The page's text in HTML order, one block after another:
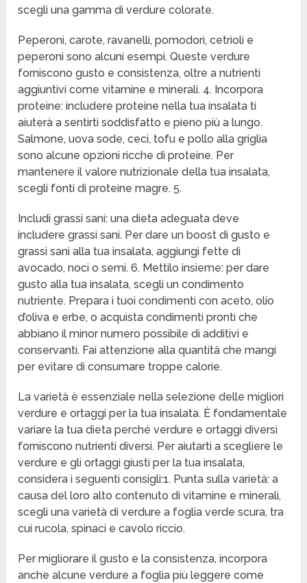
scegli una gamma di verdure colorate.
Peperoni, carote, ravanelli, pomodori, cetrioli e
peperoni sono alcuni esempi. Queste verdure
forniscono gusto e consistenza, oltre a nutrienti
aggiuntivi come vitamine e minerali. 4. Incorpora
proteine: includere proteine nella tua insalata ti
aiuterà a sentirti soddisfatto e pieno più a lungo.
Salmone, uova sode, ceci, tofu e pollo alla griglia
sono alcune opzioni ricche di proteine. Per
mantenere il valore nutrizionale della tua insalata,
scegli fonti di proteine magre. 5.
Includi grassi sani: una dieta adeguata deve
includere grassi sani. Per dare un boost di gusto e
grassi sani alla tua insalata, aggiungi fette di
avocado, noci o semi. 6. Mettilo insieme: per dare
gusto alla tua insalata, scegli un condimento
nutriente. Prepara i tuoi condimenti con aceto, olio
d’oliva e erbe, o acquista condimenti pronti che
abbiano il minor numero possibile di additivi e
conservanti. Fai attenzione alla quantità che mangi
per evitare di consumare troppe calorie.
La varietà è essenziale nella selezione delle migliori
verdure e ortaggi per la tua insalata. È fondamentale
variare la tua dieta perché verdure e ortaggi diversi
forniscono nutrienti diversi. Per aiutarti a scegliere le
verdure e gli ortaggi giusti per la tua insalata,
considera i seguenti consigli:1. Punta sulla varietà: a
causa del loro alto contenuto di vitamine e minerali,
scegli una varietà di verdure a foglia verde scura, tra
cui rucola, spinaci e cavolo riccio.
Per migliorare il gusto e la consistenza, incorpora
anche alcune verdure a foglia più leggere come